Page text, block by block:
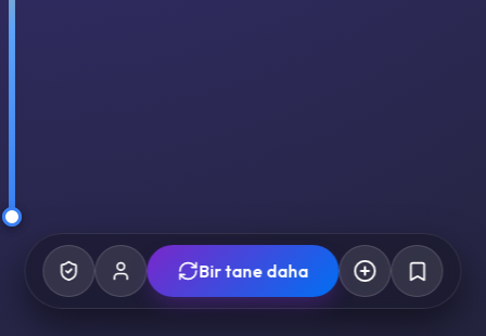
Bir tane daha